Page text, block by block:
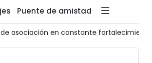
Puente de amistad
fortalecimiento Infografía: